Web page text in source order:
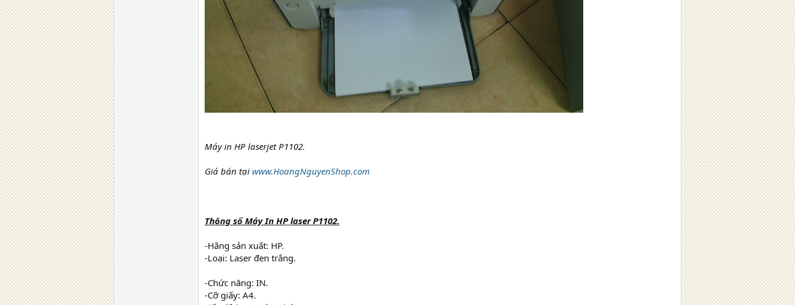
Máy in HP laserjet P1102.
Giá bán tại www.HoangNguyenShop.com
Thông số Máy In HP laser P1102.
-Hãng sản xuất: HP.
-Loại: Laser đen trắng.
-Chức năng: IN.
-Cỡ giấy: A4.